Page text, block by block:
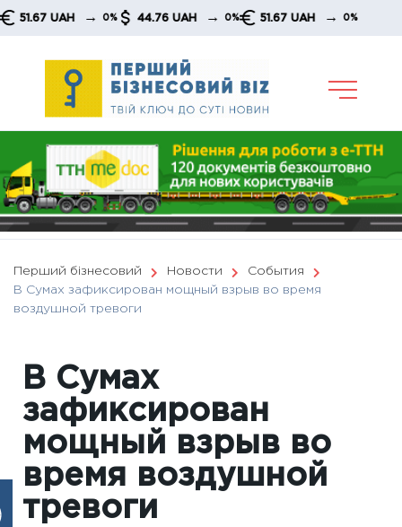
Skip
UAH → 0% 44.76 UAH → 0% 51.67 UAH → 0%
Перший бізнесовий Новости
События
В Сумах зафиксирован мощный взрыв во время
воздушной тревоги
В Сумах
зафиксирован
мощный взрыв во
время воздушной
тревоги